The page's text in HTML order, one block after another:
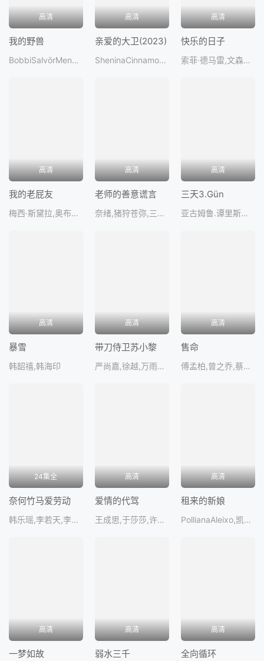
高清
我的野兽
BobbiSalvörMenuez,AmandlaStenberg,HeidivonPalleske
高清
亲爱的大卫(2023)
SheninaCinnamon,MichaelJames,CaitlinNorthLewis
高清
快乐的日子
索菲·德马雷,文森特·莱克莱尔,KatherineLevac,伊夫·雅克,克里斯蒂安·保
高清
我的老屁友
梅西·斯黛拉,奥布瑞·普拉扎,珀西·海恩斯·怀特,麦迪·齐格勒,凯莱斯·布鲁克
高清
老师的善意谎言
奈绪,猪狩苍弥,三吉彩花,风间俊介,田边桃
高清
三天3.Gün
亚古姆鲁.谭里斯威森,伯克·阿坦,德尔亚·阿拉伯拉,NurseliIdiz,EcemKaravu
高清
暴雪
韩韶禧,韩海印
高清
带刀侍卫苏小黎
严尚嘉,徐越,万雨晗,曾耀晖,傲
高清
售命
傅孟柏,曾之乔,蔡淑臻,李铭忠,孙兴
24集全
奈何竹马爱劳动
韩乐瑶,李若天,李泽宇,谭雅月,彭剑
高清
爱情的代驾
王成思,于莎莎,许慧强,艾然,冯秦
高清
租来的新娘
PollianaAleixo,凯欧·科斯特罗,DanilodeMoura,ArthurKohl
高清
一梦如故
高清
弱水三千
高清
全向循环